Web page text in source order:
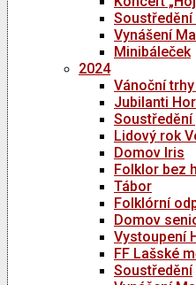
Soustředění
Vynášení
Minibáleček
2024
Vánoční
Jubilanti
Lidový rok
Domov Iris
Folklor bez
Tábor
Folklórní
Domov
Vystoupení
FF Lašské
Soustředění